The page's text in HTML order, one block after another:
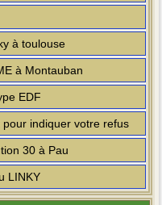
à toulouse
à Montauban
EDF
indiquer votre refus
30 à Pau
LINKY